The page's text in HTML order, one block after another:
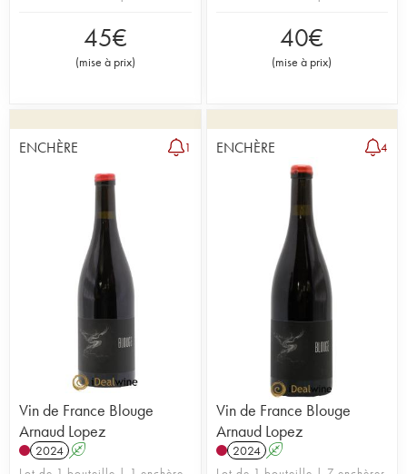
45€
(mise à prix)
40€
(mise à prix)
ENCHÈRE 1
Vin de France Blouge
Arnaud Lopez
2024 A
ENCHÈRE 4
Vin de France Blouge
Arnaud Lopez
2024 A